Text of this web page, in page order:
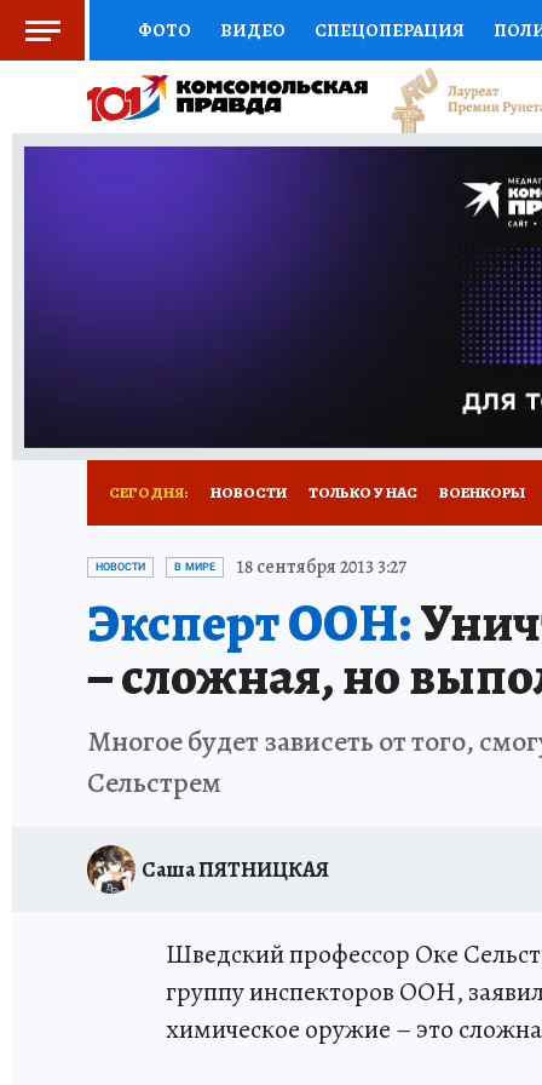
ФОТО ВИДЕО СПЕЦОПЕРАЦИЯ
СОЦПОДДЕРЖКА НАУКА СПОРТ
ВЫБОР ЭКСПЕРТОВ ДОКТОР
ПРОГНОЗЫ НА СПОРТ
НОВОЕ
СЕГОДНЯ: НОВОСТИ ТОЛЬКО У НАС ВОЕНКОРЫ
ИСПЫТАНО НА СЕБЕ
НОВОСТИ В МИРЕ 18 сентября 2013 3:27
Эксперт ООН:
– сложная, но
Многое будет зависеть от того,
Сельстрем
Саша ПЯТНИЦКАЯ
Шведский профессор Оке
группу инспекторов ООН,
химическое оружие – это